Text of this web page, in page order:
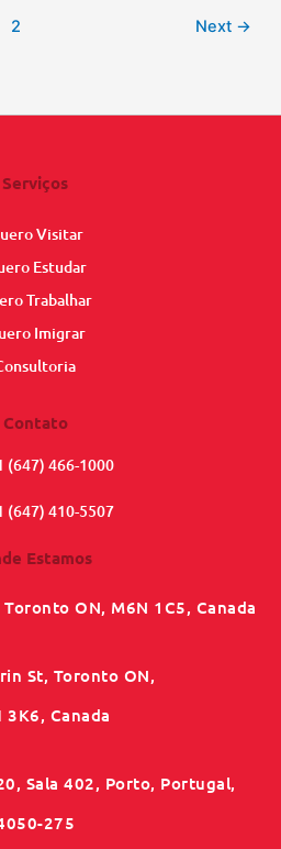
2 Next →
Serviços
Visitar
Estudar
Trabalhar
Imigrar
Contato
(647) 466-1000
(647) 410-5507
Estamos
ON, M6N 1C5, Canada
St, Toronto ON,
3K6, Canada
Sala 402, Porto, Portugal,
275